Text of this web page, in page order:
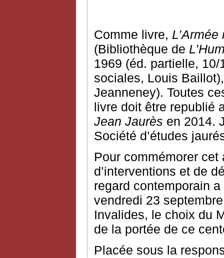
Comme livre,
(Bibliothèque de
1969 (éd. partielle,
sociales, Louis
Jeanneney). Toutes
livre doit être republié
Jean Jaurès en 2014.
Société d’études
Pour commémorer cet
d’interventions et de
regard contemporain
vendredi 23
Invalides, le choix du
de la portée de ce
Placée sous la